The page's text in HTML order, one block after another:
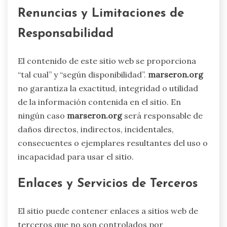
Renuncias y Limitaciones de
Responsabilidad
El contenido de este sitio web se proporciona
“tal cual” y “según disponibilidad”. marseron.org
no garantiza la exactitud, integridad o utilidad
de la información contenida en el sitio. En
ningún caso marseron.orgserá responsable de
daños directos, indirectos, incidentales,
consecuentes o ejemplares resultantes del uso o
incapacidad para usar el sitio.
Enlaces y Servicios de Terceros
El sitio puede contener enlaces a sitios web de
terceros que no son controlados por